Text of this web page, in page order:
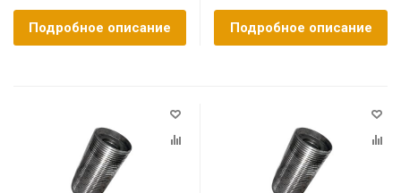
Подробное описание Подробное описание